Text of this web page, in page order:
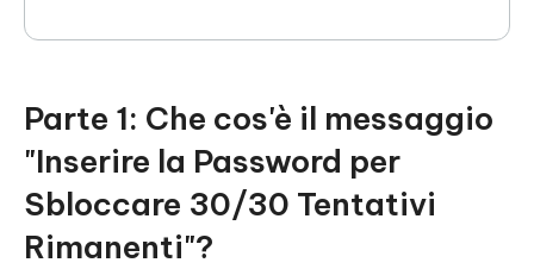
Parte 1: Che cos'è il messaggio
"Inserire la Password per
Sbloccare 30/30 Tentativi
Rimanenti"?